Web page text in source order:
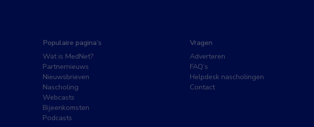
Populaire pagina’s
Wat is MedNet?
Partnernieuws
Nieuwsbrieven
Nascholing
Webcasts
Bijeenkomsten
Podcasts
Vragen
Adverteren
FAQ’s
Helpdesk nascholingen
Contact